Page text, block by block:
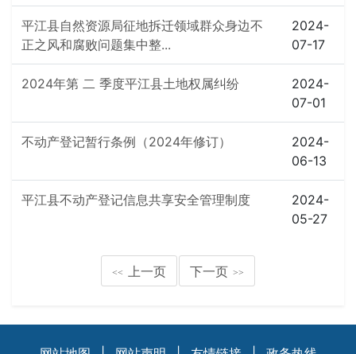
平江县自然资源局征地拆迁领域群众身边不
正之风和腐败问题集中整...
2024-
07-17
2024年第 二 季度平江县土地权属纠纷
2024-
07-01
不动产登记暂行条例（2024年修订）
2024-
06-13
平江县不动产登记信息共享安全管理制度
2024-
05-27
<< 上一页 下一页 >>